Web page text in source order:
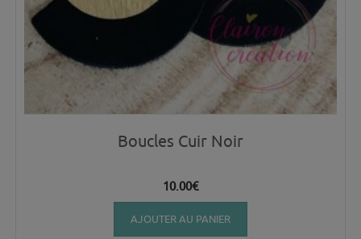
Boucles Cuir Noir
10.00€
AJOUTER AU PANIER